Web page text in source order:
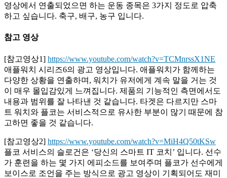
영상에서 연출되었으면 하는 운동 종목은 3가지 정도로 압축
하고 싶습니다. 축구, 배구, 농구 입니다.
참고 영상
[참고영상1] https://www.youtube.com/watch?v=TCMnrssX1NE
애플워치 시리즈6의 광고 영상입니다. 애플워치가 함께하는
다양한 상황을 연출하며, 워치가 유저에게 계속 말을 거는 것
이 매우 몰입감있게 느껴집니다. 제품의 기능적인 측면에서도
내용과 범위를 잘 나타낸 것 같습니다. 타겟은 다르지만 스마
트 워치와 플코는 서비스적으로 유사한 부분이 많기 때문에 참
고하면 좋을 것 같습니다.
[참고영상2] https://www.youtube.com/watch?v=MiH4Q50tKSw
플코 서비스의 슬로건은 ‘당신의 스마트 IT 코치’ 입니다. 선수
가 훈련을 하는 몇 가지 에피소드를 보여주며 플코가 선수에게
보이스로 조언을 주는 방식으로 광고 영상이 기획되어도 재미